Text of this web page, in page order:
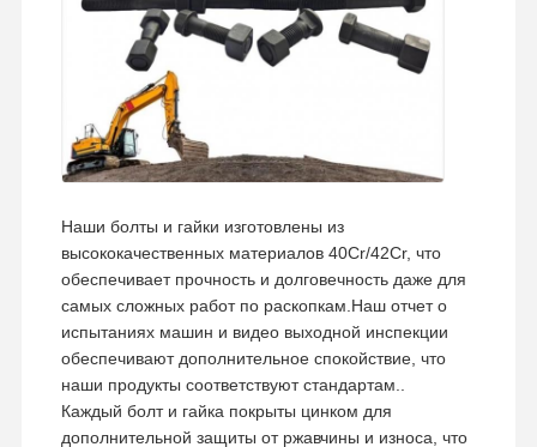
Шнур колеса грузовика
болты и гайки
Болт ботинка следа
Наши болты и гайки изготовлены из
высококачественных материалов 40Cr/42Cr, что
обеспечивает прочность и долговечность даже для
самых сложных работ по раскопкам.Наш отчет о
испытаниях машин и видео выходной инспекции
обеспечивают дополнительное спокойствие, что
наши продукты соответствуют стандартам..
Каждый болт и гайка покрыты цинком для
дополнительной защиты от ржавчины и износа, что